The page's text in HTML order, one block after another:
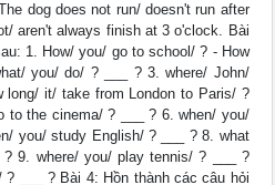
dog does not run/ doesn't run after
aren't always finish at 3 o'clock. Bài
1. How/ you/ go to school/ ? - How
you/ do/ ? ___ ? 3. where/ John/
long/ it/ take from London to Paris/ ?
to the cinema/ ? ___ ? 6. when/ you/
you/ study English/ ? ___ ? 8. what
9. where/ you/ play tennis/ ? ___ ?
___ ? Bài 4: Hồn thành các câu hỏi